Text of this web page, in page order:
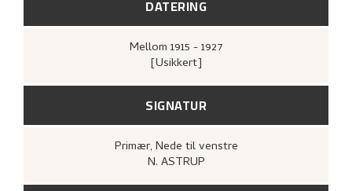
DATERING
Mellom 1915 - 1927
[Usikkert]
SIGNATUR
Primær, Nede til venstre
N. ASTRUP